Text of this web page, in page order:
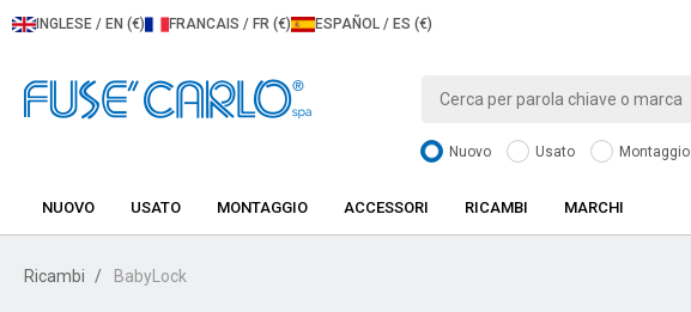
INGLESE / EN (€) FRANCAIS / FR (€) ESPAÑOL / ES (€)
Nuovo Usato Montaggio
NUOVO USATO MONTAGGIO ACCESSORI RICAMBI MARCHI
Ricambi BabyLock